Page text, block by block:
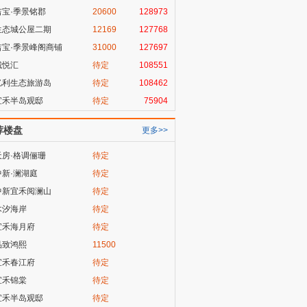
宝·季景铭郡 20600
128973
态城公屋二期
12169
127768
宝·季景峰阁商铺
31000
127697
悦汇
待定
108551
利生态旅游岛
待定
108462
禾半岛观邸
待定 75904
楼盘 更多>>
房·格调俪珊
待定
新·澜湖庭
待定
新宜禾阅澜山
待定
汐海岸
待定
禾海月府
待定
致鸿熙
11500
禾春江府
待定
禾锦棠
待定
禾半岛观邸
待定